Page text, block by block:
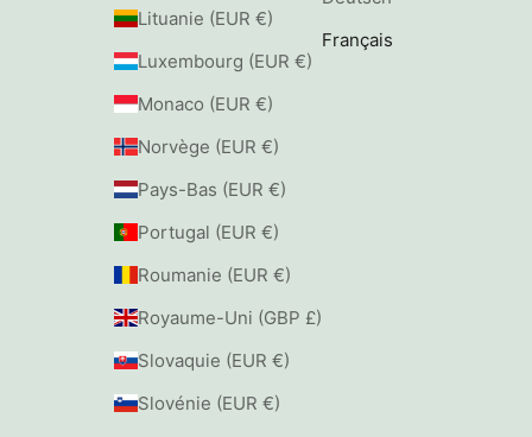
Lituanie (EUR €)
Luxembourg (EUR €)
Monaco (EUR €)
Norvège (EUR €)
Pays-Bas (EUR €)
Portugal (EUR €)
Roumanie (EUR €)
Royaume-Uni (GBP £)
Slovaquie (EUR €)
Slovénie (EUR €)
Français